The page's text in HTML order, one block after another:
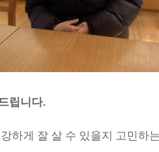
립니다.
하게 잘 살 수 있을지 고민하